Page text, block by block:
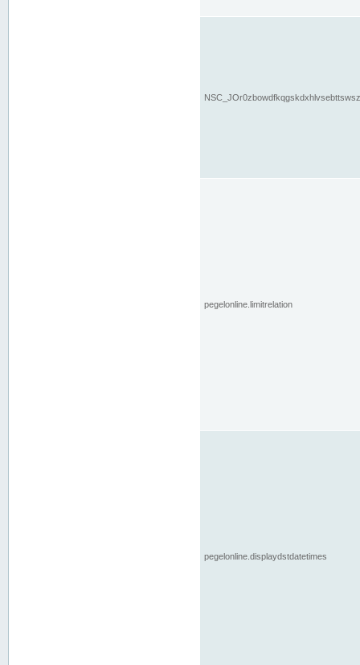
pegelonline.limitrelation
pegelonline.displaydstdatetimes